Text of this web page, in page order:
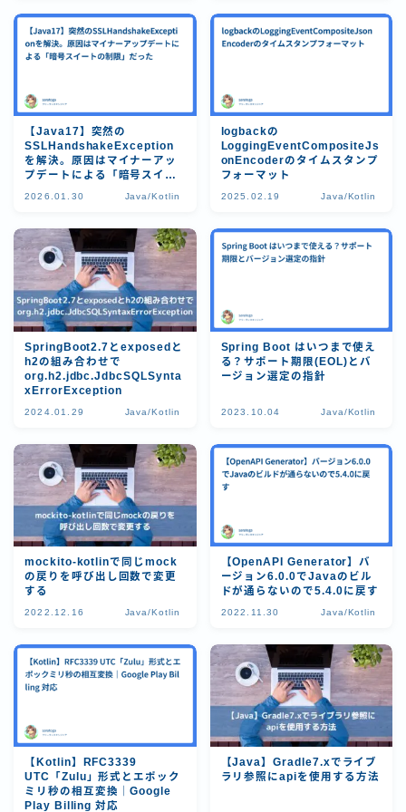
【Java17】突然の
SSLHandshakeException
を解決。原因はマイナーアッ
プデートによる「暗号スイー
2026.01.30 Java/Kotlin
logbackの
LoggingEventCompositeJs
onEncoderのタイムスタンプ
フォーマット
2025.02.19 Java/Kotlin
SpringBoot2.7とexposedと
h2の組み合わせで
org.h2.jdbc.JdbcSQLSynta
xErrorException
2024.01.29 Java/Kotlin
Spring Boot はいつまで使え
る？サポート期限(EOL)とバ
ージョン選定の指針
2023.10.04 Java/Kotlin
mockito-kotlinで同じmock
の戻りを呼び出し回数で変更
する
2022.12.16 Java/Kotlin
【OpenAPI Generator】バ
ージョン6.0.0でJavaのビル
ドが通らないので5.4.0に戻す
2022.11.30 Java/Kotlin
【Kotlin】RFC3339
UTC「Zulu」形式とエポック
ミリ秒の相互変換｜Google
Play Billing 対応
【Java】Gradle7.xでライブ
ラリ参照にapiを使用する方法